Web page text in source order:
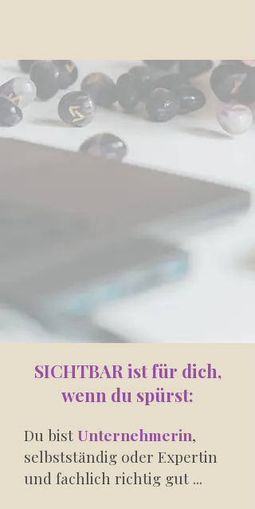
SICHTBAR ist für dich,
wenn du spürst:
Du bist Unternehmerin,
selbstständig oder Expertin
und fachlich richtig gut ...